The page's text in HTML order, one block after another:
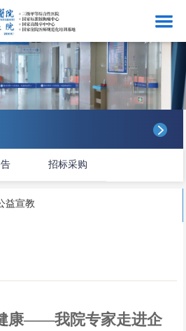
招标采购
益宣教
康——我院专家走进企